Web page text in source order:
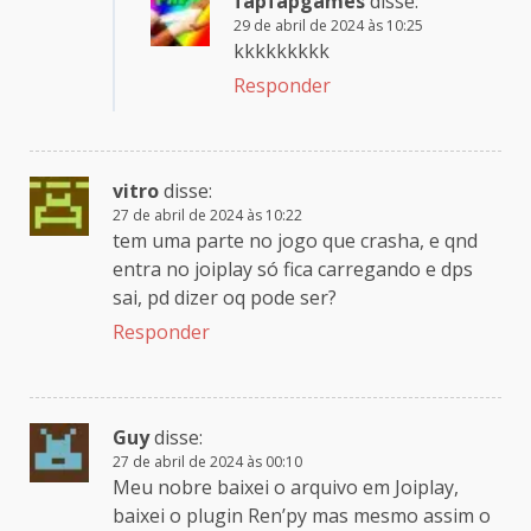
29 de abril de 2024 às 10:25
kkkkkkkkk
Responder
vitrodisse:
27 de abril de 2024 às 10:22
tem uma parte no jogo que crasha, e qnd
entra no joiplay só fica carregando e dps
sai, pd dizer oq pode ser?
Responder
Guydisse:
27 de abril de 2024 às 00:10
Meu nobre baixei o arquivo em Joiplay,
baixei o plugin Ren’py mas mesmo assim o